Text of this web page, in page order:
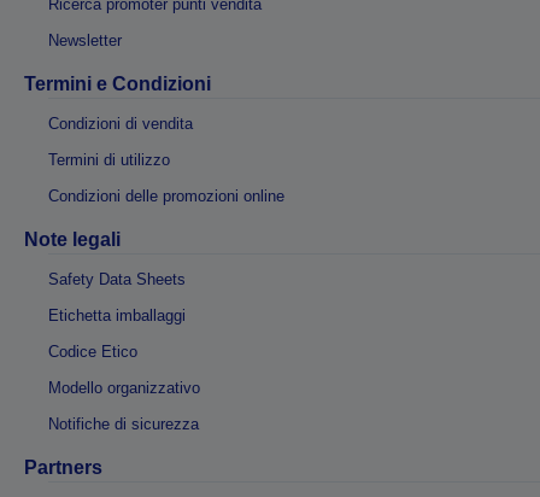
Ricerca promoter punti vendita
Newsletter
Termini e Condizioni
Condizioni di vendita
Termini di utilizzo
Condizioni delle promozioni online
Note legali
Safety Data Sheets
Etichetta imballaggi
Codice Etico
Modello organizzativo
Notifiche di sicurezza
Partners